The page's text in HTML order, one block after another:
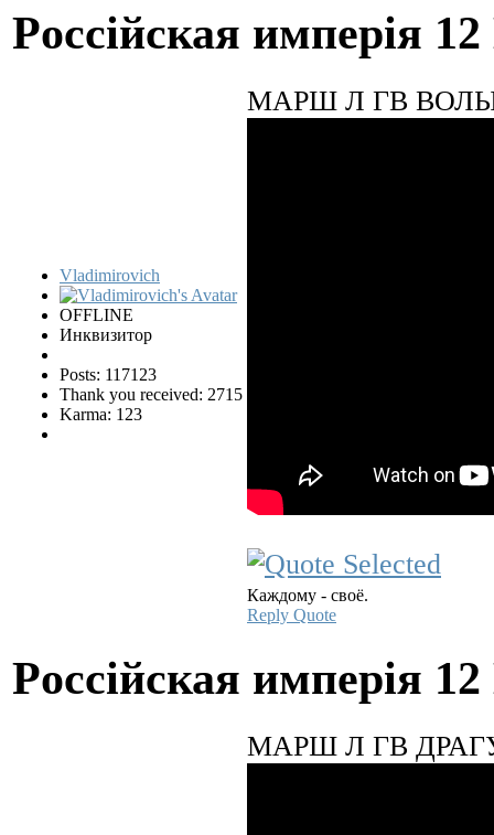
Pocciйская имперiя
Vladimirovich
OFFLINE
Инквизитор
Posts: 117123
Thank you received: 2715
Karma: 123
МАРШ Л ГВ
Каждому - своё.
Reply Quote
Pocciйская имперiя
МАРШ Л ГВ